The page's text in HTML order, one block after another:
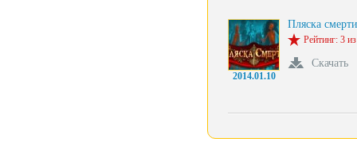
2014.01.10
Пляска смерти
Рейтинг: 3
Скачать